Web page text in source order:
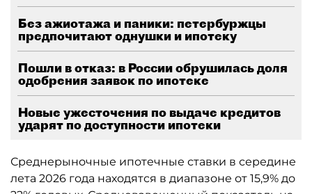
Без ажиотажа и паники: петербуржцы
предпочитают однушки и ипотеку
Пошли в отказ: в России обрушилась доля
одобрения заявок по ипотеке
Новые ужесточения по выдаче кредитов
ударят по доступности ипотеки
Среднерыночные ипотечные ставки в середине
лета 2026 года находятся в диапазоне от 15,9% до